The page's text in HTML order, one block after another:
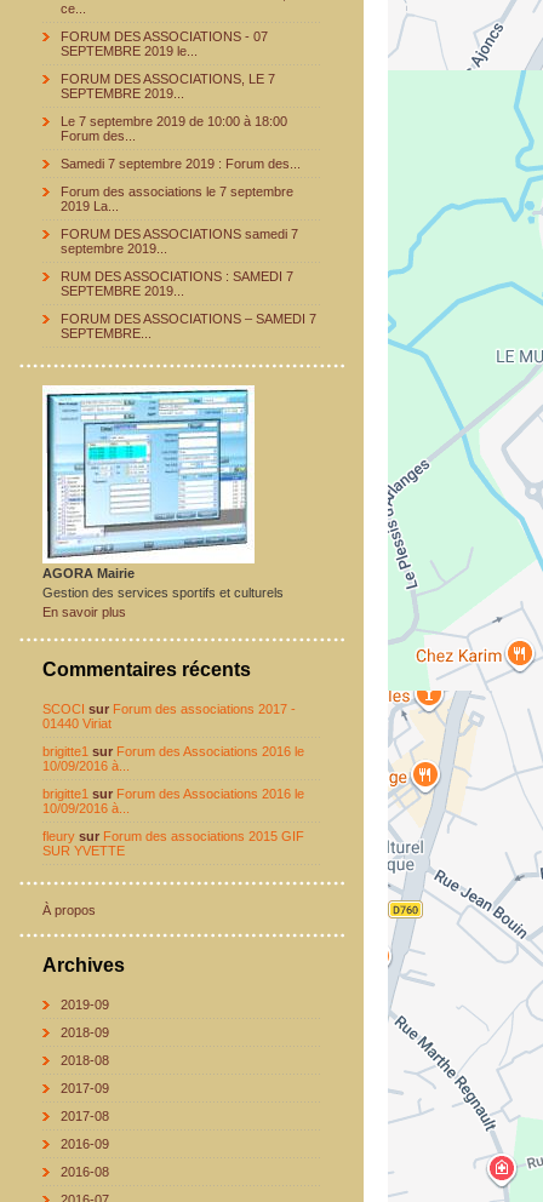
ce...
FORUM DES ASSOCIATIONS - 07
SEPTEMBRE 2019 le...
FORUM DES ASSOCIATIONS, LE 7
SEPTEMBRE 2019...
Le 7 septembre 2019 de 10:00 à 18:00
Forum des...
Samedi 7 septembre 2019 : Forum des...
Forum des associations le 7 septembre
2019 La...
FORUM DES ASSOCIATIONS samedi 7
septembre 2019...
RUM DES ASSOCIATIONS : SAMEDI 7
SEPTEMBRE 2019...
FORUM DES ASSOCIATIONS – SAMEDI 7
SEPTEMBRE...
AGORA Mairie
Gestion des services sportifs et culturels
En savoir plus
Commentaires récents
SCOCI sur Forum des associations 2017 -
01440 Viriat
brigitte1 sur Forum des Associations 2016 le
10/09/2016 à...
brigitte1 sur Forum des Associations 2016 le
10/09/2016 à...
fleury sur Forum des associations 2015 GIF
SUR YVETTE
À propos
Archives
2019-09
2018-09
2018-08
2017-09
2017-08
2016-09
2016-08